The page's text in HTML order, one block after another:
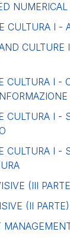
CULTURA I -
CULTURE
CULTURA I -
CULTURA I -
CULTURA I -
(III
(II PARTE)